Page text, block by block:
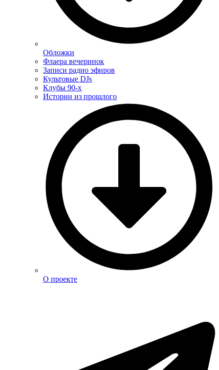
Обложки
Флаера вечеринок
Записи радио эфиров
Культовые DJs
Клубы 90-х
Истории из прошлого
О проекте